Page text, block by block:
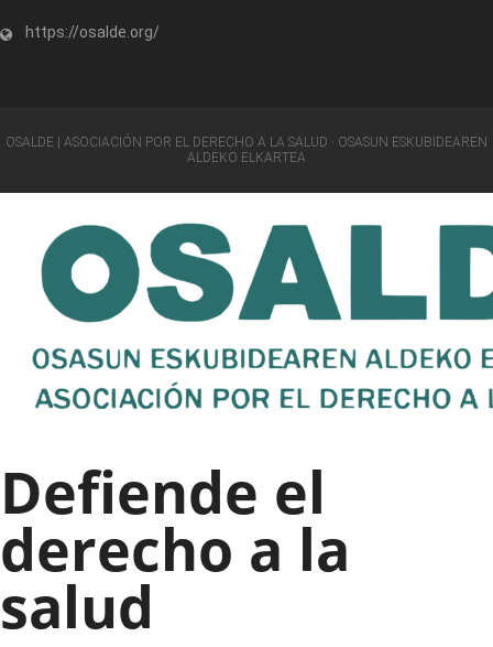
https://osalde.org/
OSALDE | ASOCIACIÓN POR EL DERECHO A LA SALUD · OSASUN ESKUBIDEAREN
ALDEKO ELKARTEA
Defiende el
derecho a la
salud